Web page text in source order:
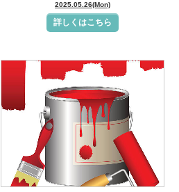
2025.05.26(Mon)
詳しくはこちら